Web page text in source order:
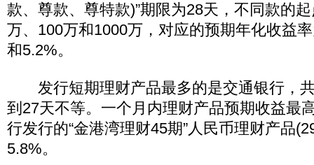
款、尊款、尊特款)”期限为28天，不同款的
万、100万和1000万，对应的预期年化收益
和5.2%。
发行短期理财产品最多的是交通银行，
到27天不等。一个月内理财产品预期收益最
行发行的“金港湾理财45期”人民币理财产品
5.8%。